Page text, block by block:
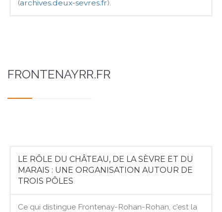
(archives.deux-sevres.fr).
FRONTENAYRR.FR
LE RÔLE DU CHÂTEAU, DE LA SÈVRE ET DU
MARAIS : UNE ORGANISATION AUTOUR DE
TROIS PÔLES
Ce qui distingue Frontenay-Rohan-Rohan, c’est la